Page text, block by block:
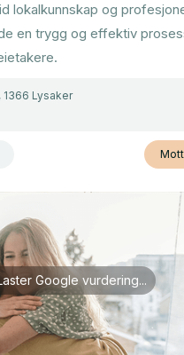
lokalkunnskap og
en trygg og effektiv
1366 Lysaker
Google vurdering...